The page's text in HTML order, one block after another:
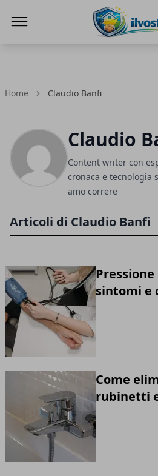
Home Claudio Banfi
Claudio
Content writer con
cronaca e tecnologia
amo correre
Articoli di Claudio Banfi
Pressione
sintomi e
Come
rubinetti